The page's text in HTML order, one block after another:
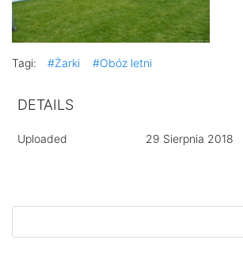
Tagi: #Żarki #Obóz letni
DETAILS
Uploaded 29 Sierpnia 2018